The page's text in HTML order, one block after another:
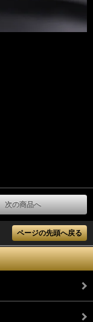
次の商品へ
ページの先頭へ戻る